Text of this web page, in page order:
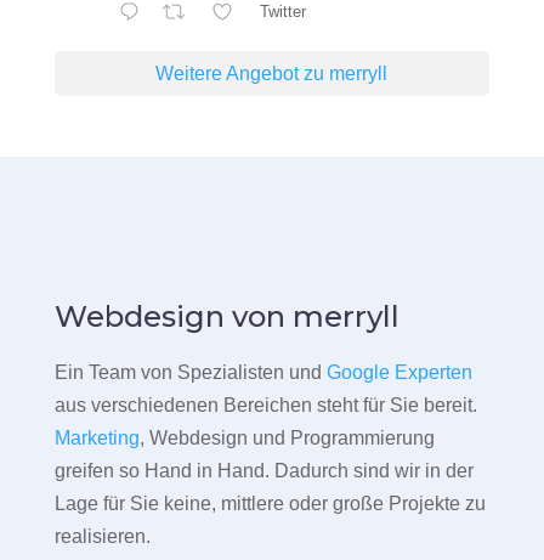
Twitter
Weitere Angebot zu merryll
Webdesign von merryll
Ein Team von Spezialisten und Google Experten
aus verschiedenen Bereichen steht für Sie bereit.
Marketing, Webdesign und Programmierung
greifen so Hand in Hand. Dadurch sind wir in der
Lage für Sie keine, mittlere oder große Projekte zu
realisieren.